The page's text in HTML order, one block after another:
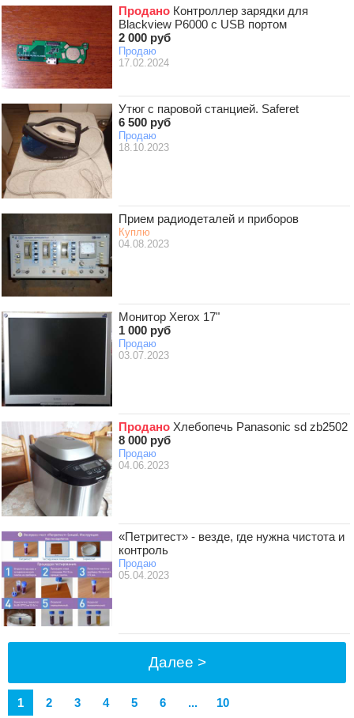
Продано Контроллер зарядки для
Blackview P6000 с USB портом
2 000 руб
Продаю
17.02.2024
Утюг с паровой станцией. Saferet
6 500 руб
Продаю
18.10.2023
Прием радиодеталей и приборов
Куплю
04.08.2023
Монитор Xerox 17"
1 000 руб
Продаю
03.07.2023
Продано Хлебопечь Panasonic sd zb2502
8 000 руб
Продаю
04.06.2023
«Петритест» - везде, где нужна чистота и
контроль
Продаю
05.04.2023
Далее >
1 2 3 4 5 6 ... 10